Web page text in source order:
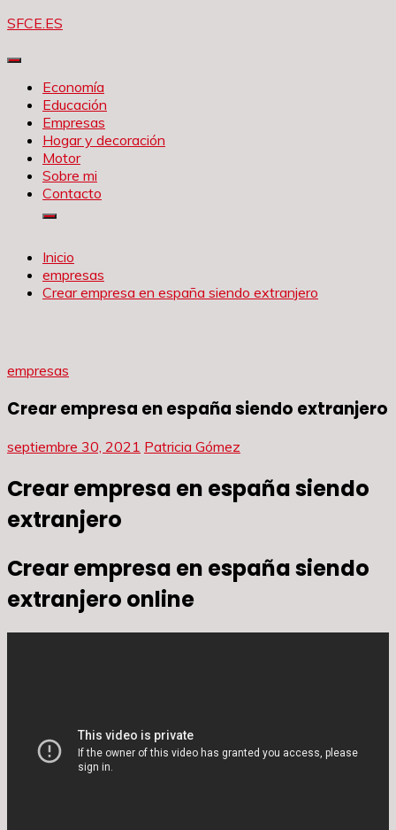
Saltar
contenido
SFCE.ES
Economía
Educación
Empresas
Hogar y decoración
Motor
Sobre mi
Contacto
Inicio
empresas
Crear empresa en españa siendo extranjero
empresas
Crear empresa en españa siendo extranjero
septiembre 30, 2021 Patricia Gómez
Crear empresa en españa siendo
extranjero
Crear empresa en españa siendo
extranjero online